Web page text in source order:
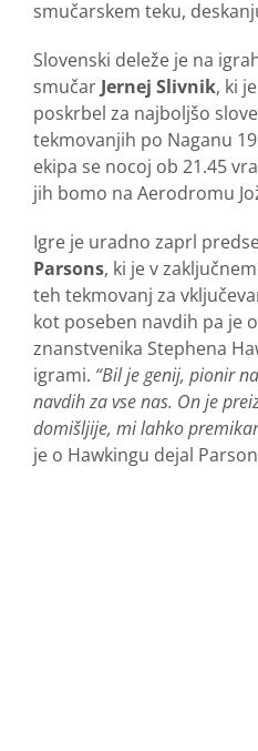
smučarskem teku,
Slovenski deleže je na
smučar Jernej Slivnik, ki
poskrbel za najboljšo
tekmovanjih po Naganu
ekipa se nocoj ob 21.45
jih bomo na Aerodromu
Igre je uradno zaprl
Parsons, ki je v
teh tekmovanj za
kot poseben navdih pa je
znanstvenika Stephena
igrami. “Bil je genij, pionir
navdih za vse nas. On je
domišljije, mi lahko
je o Hawkingu dejal